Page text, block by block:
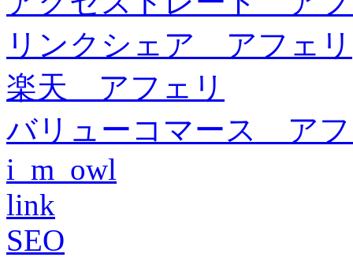
リンクシェア アフェリ
楽天 アフェリ
バリューコマース ア
i_m_owl
link
SEO